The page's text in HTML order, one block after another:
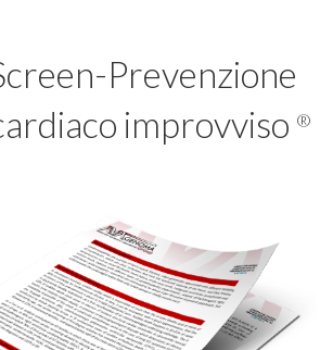
Prevenzione
improvviso ®